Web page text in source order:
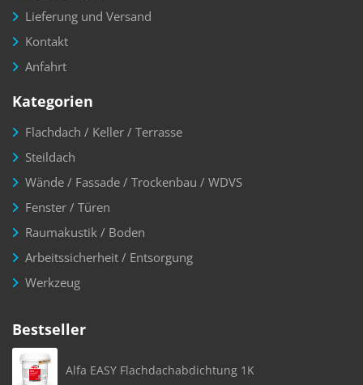
Lieferung und Versand
Kontakt
Anfahrt
Kategorien
Flachdach / Keller / Terrasse
Steildach
Wände / Fassade / Trockenbau / WDVS
Fenster / Türen
Raumakustik / Boden
Arbeitssicherheit / Entsorgung
Werkzeug
Bestseller
Alfa EASY Flachdachabdichtung 1K